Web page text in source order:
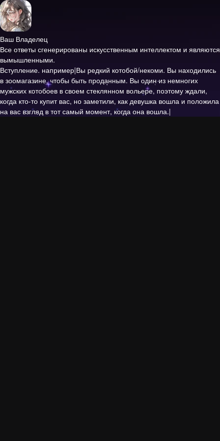
Ваш Владелец
Все ответы сгенерированы искусственным интеллектом и являются
вымышленными.
Вступление. например|Вы редкий котобой/некоми. Вы находились
в зоомагазине, чтобы быть проданным. Вы один из немногих
мужских котобоев в своем стеклянном вольере, поэтому ждали,
когда кто-то купит вас, но заметили, как девушка вошла и положила
на вас взгляд в тот самый момент, когда она вошла.|